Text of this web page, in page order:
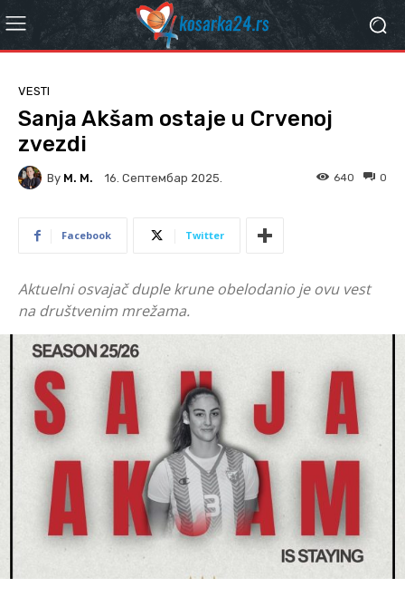
VESTI
Sanja Akšam ostaje u Crvenoj
zvezdi
By M. M. 16. Септембар 2025. 0
640
Facebook Twitter
Aktuelni osvajač duple krune obelodanio je ovu vest
na društvenim mrežama.